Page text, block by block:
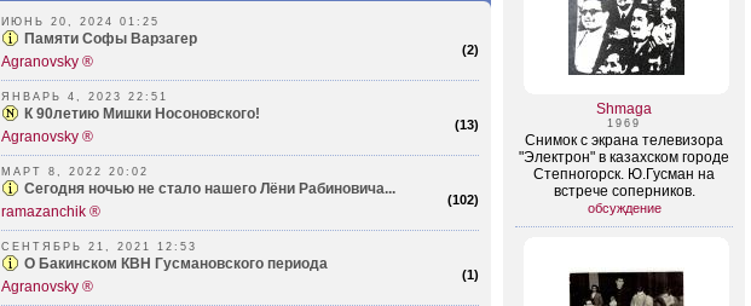
Shmaga
1969
Снимок с экрана телевизора
"Электрон" в казахском городе
Степногорск. Ю.Гусман на
встрече соперников.
обсуждение
ИЮНЬ 20, 2024 01:25
(2)
Памяти Софы Варзагер
Agranovsky ®
ЯНВАРЬ 4, 2023 22:51
(13)
К 90летию Мишки Носоновского!
Agranovsky ®
МАРТ 8, 2022 20:02
(102)
Сегодня ночью не стало нашего Лёни Рабиновича...
ramazanchik ®
СЕНТЯБРЬ 21, 2021 12:53
(1)
О Бакинском КВН Гусмановского периода
Agranovsky ®